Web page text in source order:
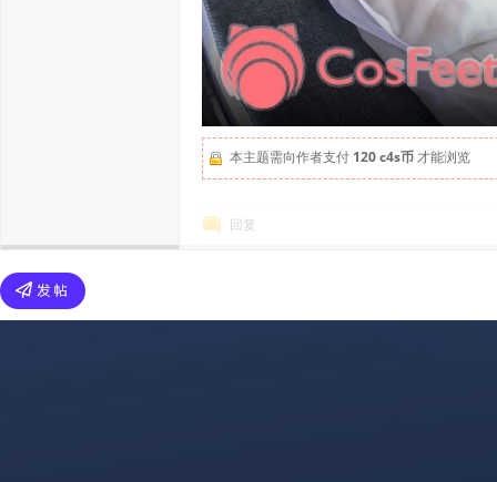
本主题需向作者支付 120 c4s币才能浏览
回复